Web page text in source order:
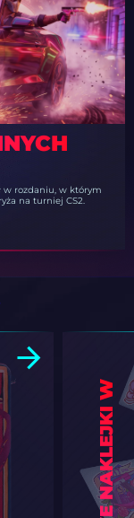
w rozdaniu, w którym
na turniej CS2.